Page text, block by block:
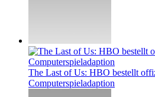
The Last of Us: HBO bestellt
Computerspieladaption